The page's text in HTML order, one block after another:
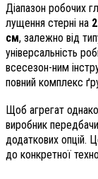
Діапазон робочих
лущення стерні на
см, залежно від
універсальність
всесезон-ним
повний комплекс
Щоб агрегат
виробник
додаткових опцій.
до конкретної